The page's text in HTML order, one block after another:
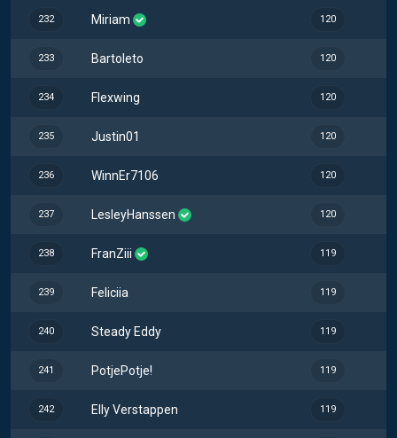
232 Miriam 120
233 Bartoleto 120
234 Flexwing 120
235 Justin01 120
236 WinnEr7106 120
237 LesleyHanssen 120
238 FranZiii 119
239 Feliciia 119
240 Steady Eddy 119
241 PotjePotje! 119
242 Elly Verstappen 119